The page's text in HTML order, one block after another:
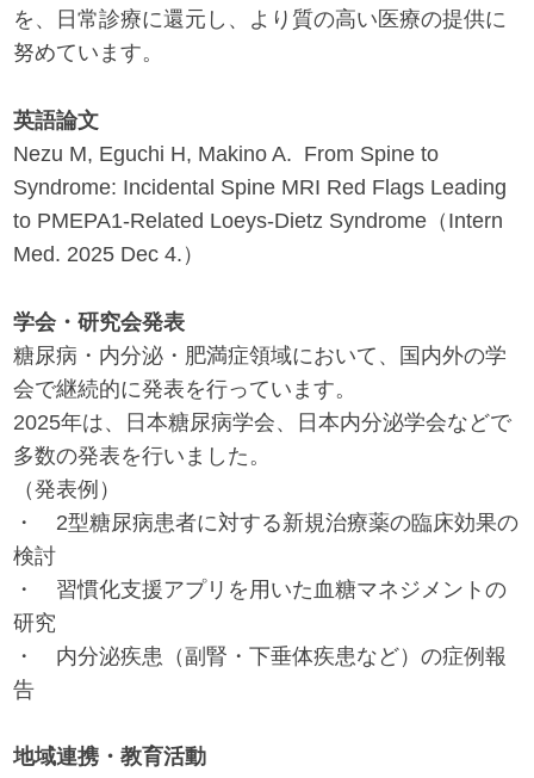
を、日常診療に還元し、より質の高い医療の提供に
努めています。
英語論文
Nezu M, Eguchi H, Makino A. From Spine to
Syndrome: Incidental Spine MRI Red Flags Leading
to PMEPA1-Related Loeys-Dietz Syndrome（Intern
Med. 2025 Dec 4.）
学会・研究会発表
糖尿病・内分泌・肥満症領域において、国内外の学
会で継続的に発表を行っています。
2025年は、日本糖尿病学会、日本内分泌学会などで
多数の発表を行いました。
（発表例）
・ 2型糖尿病患者に対する新規治療薬の臨床効果の
検討
・ 習慣化支援アプリを用いた血糖マネジメントの
研究
・ 内分泌疾患（副腎・下垂体疾患など）の症例報
告
地域連携・教育活動